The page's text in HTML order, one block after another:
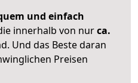
und einfach
innerhalb von nurca.
Und das Beste daran
Preisen